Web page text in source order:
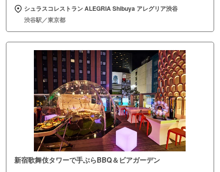
シュラスコレストラン ALEGRIA Shibuya アレグリア渋谷
渋谷駅／東京都
新宿歌舞伎タワーで手ぶらBBQ＆ビアガーデン